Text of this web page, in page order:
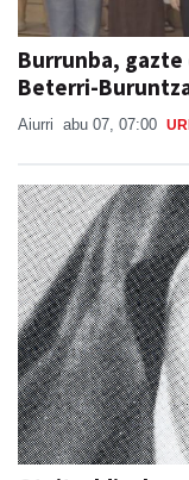
Burrunba,
Beterri-
Aiurri abu 07, 07:00
Otoitzaldia,
omenez